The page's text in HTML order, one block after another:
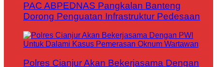
PAC ABPEDNAS Pangkalan Banteng
Dorong Penguatan Infrastruktur Pedesaan
Polres Cianjur Akan Bekerjasama Dengan